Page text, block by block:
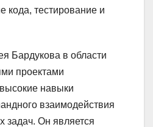
кода, тестирование и
Бардукова в области
проектами
навыки
взаимодействия
задач. Он является